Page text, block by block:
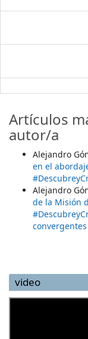
Artículos
autor/a
Alejandro
en el
Alejandro
de la Misión
video